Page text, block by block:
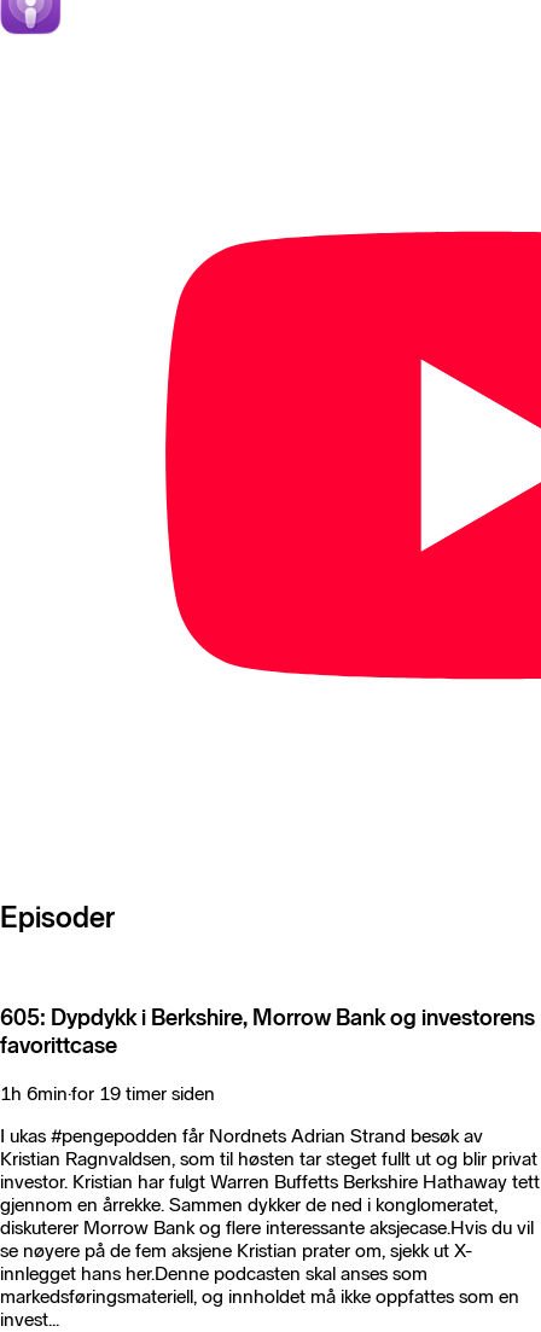
Episoder
605: Dypdykk i Berkshire, Morrow Bank og investorens
favorittcase
1h 6min·for 19 timer siden
I ukas #pengepodden får Nordnets Adrian Strand besøk av
Kristian Ragnvaldsen, som til høsten tar steget fullt ut og blir privat
investor. Kristian har fulgt Warren Buffetts Berkshire Hathaway tett
gjennom en årrekke. Sammen dykker de ned i konglomeratet,
diskuterer Morrow Bank og flere interessante aksjecase.Hvis du vil
se nøyere på de fem aksjene Kristian prater om, sjekk ut X-
innlegget hans her.Denne podcasten skal anses som
markedsføringsmateriell, og innholdet må ikke oppfattes som en
invest...